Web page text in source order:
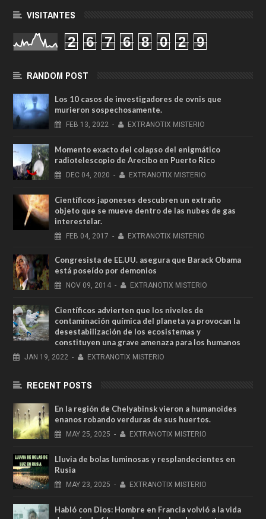
VISITANTES
2 6 7 6 8 0 2 9
RANDOM POST
Los 10 casos de investigadores de ovnis que
murieron sospechosamente.
FEB 13, 2022 - EXTRANOTIX MISTERIO
Momento exacto del colapso del enigmático
radiotelescopio de Arecibo en Puerto Rico
DEC 04, 2020 - EXTRANOTIX MISTERIO
Científicos japoneses descubren un extraño
objeto que se mueve dentro de las nubes de gas
interestelar.
FEB 04, 2017 - EXTRANOTIX MISTERIO
Congresista de EE.UU. asegura que Barack Obama
está poseído por demonios
NOV 09, 2014 - EXTRANOTIX MISTERIO
Científicos advierten que los niveles de
contaminación química del planeta ya provocan la
desestabilización de los ecosistemas y
constituyen una grave amenaza para los humanos
JAN 19, 2022 - EXTRANOTIX MISTERIO
RECENT POSTS
En la región de Chelyabinsk vieron a humanoides
enanos robando verduras de sus huertos.
MAY 25, 2025 - EXTRANOTIX MISTERIO
Lluvia de bolas luminosas y resplandecientes en
Rusia
MAY 23, 2025 - EXTRANOTIX MISTERIO
Habló con Dios: Hombre en Francia volvió a la vida